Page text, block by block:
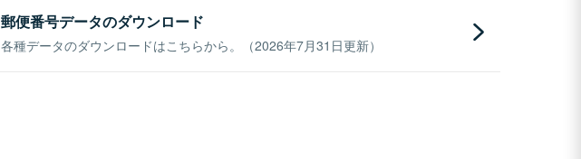
郵便番号データのダウンロード
各種データのダウンロードはこちらから。（2026年7月31日更新）